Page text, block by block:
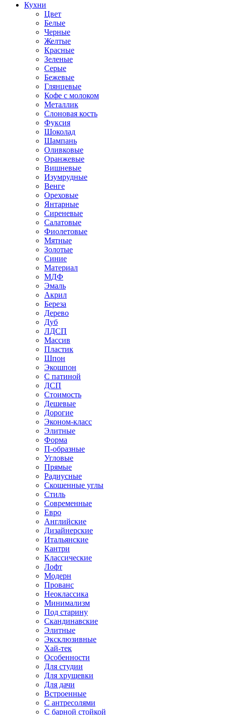
Кухни
Цвет
Белые
Черные
Желтые
Красные
Зеленые
Серые
Бежевые
Глянцевые
Кофе с молоком
Металлик
Слоновая кость
Фуксия
Шоколад
Шампань
Оливковые
Оранжевые
Вишневые
Изумрудные
Венге
Ореховые
Янтарные
Сиреневые
Салатовые
Фиолетовые
Мятные
Золотые
Синие
Материал
МДФ
Эмаль
Акрил
Береза
Дерево
Дуб
ЛДСП
Массив
Пластик
Шпон
Экошпон
С патиной
ДСП
Стоимость
Дешевые
Дорогие
Эконом-класс
Элитные
Форма
П-образные
Угловые
Прямые
Радиусные
Скошенные углы
Стиль
Современные
Евро
Английские
Дизайнерские
Итальянские
Кантри
Классические
Лофт
Модерн
Прованс
Неоклассика
Минимализм
Под старину
Скандинавские
Элитные
Эксклюзивные
Хай-тек
Особенности
Для студии
Для хрущевки
Для дачи
Встроенные
С антресолями
С барной стойкой